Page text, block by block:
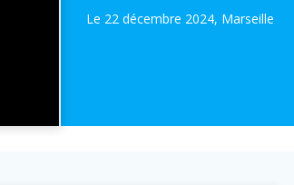
Le 22 décembre 2024, Marseille